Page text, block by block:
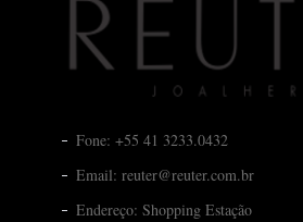
Fone: +55 41 3233.0432
Email: reuter@reuter.com.br
Endereço: Shopping Estação